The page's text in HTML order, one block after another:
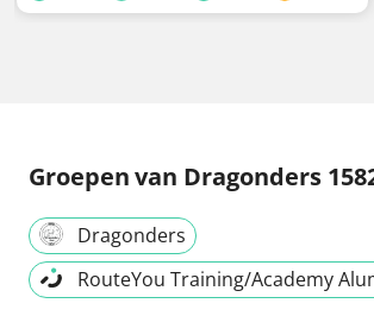
Groepenvan Dragonders
Dragonders
RouteYou Training/Academy